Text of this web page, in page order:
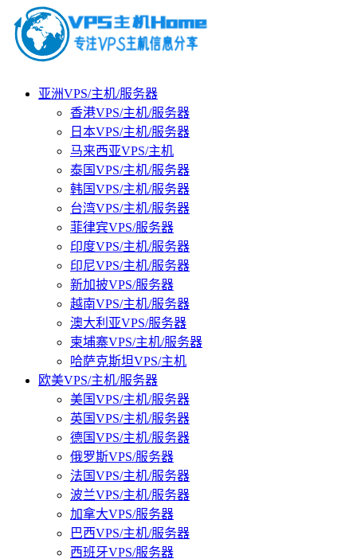
亚洲VPS/主机/服务器
香港VPS/主机/服务器
日本VPS/主机/服务器
马来西亚VPS/主机
泰国VPS/主机/服务器
韩国VPS/主机/服务器
台湾VPS/主机/服务器
菲律宾VPS/服务器
印度VPS/主机/服务器
印尼VPS/主机/服务器
新加披VPS/服务器
越南VPS/主机/服务器
澳大利亚VPS/服务器
柬埔寨VPS/主机/服务器
哈萨克斯坦VPS/主机
欧美VPS/主机/服务器
美国VPS/主机/服务器
英国VPS/主机/服务器
德国VPS/主机/服务器
俄罗斯VPS/服务器
法国VPS/主机/服务器
波兰VPS/主机/服务器
加拿大VPS/服务器
巴西VPS/主机/服务器
西班牙VPS/服务器